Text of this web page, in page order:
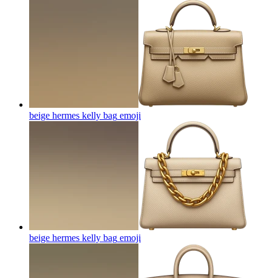
beige hermes kelly bag emoji
beige hermes kelly bag emoji